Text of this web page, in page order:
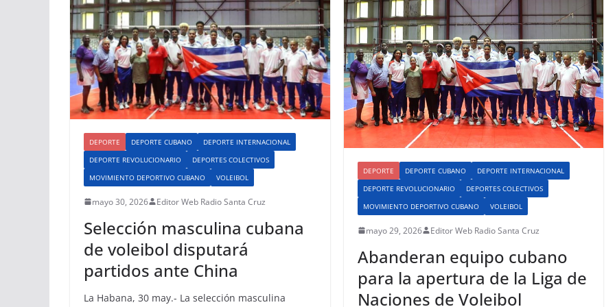
DEPORTE DEPORTE CUBANO
DEPORTE INTERNACIONAL
DEPORTE REVOLUCIONARIO
DEPORTES COLECTIVOS
MOVIMIENTO DEPORTIVO CUBANO
VOLEIBOL
mayo 30, 2026 Editor Web Radio Santa Cruz
Selección masculina cubana
de voleibol disputará
partidos ante China
La Habana, 30 may.- La selección masculina
DEPORTE DEPORTE CUBANO
DEPORTE INTERNACIONAL
DEPORTE REVOLUCIONARIO
DEPORTES COLECTIVOS
MOVIMIENTO DEPORTIVO CUBANO
VOLEIBOL
mayo 29, 2026 Editor Web Radio Santa Cruz
Abanderan equipo cubano
para la apertura de la Liga de
Naciones de Voleibol